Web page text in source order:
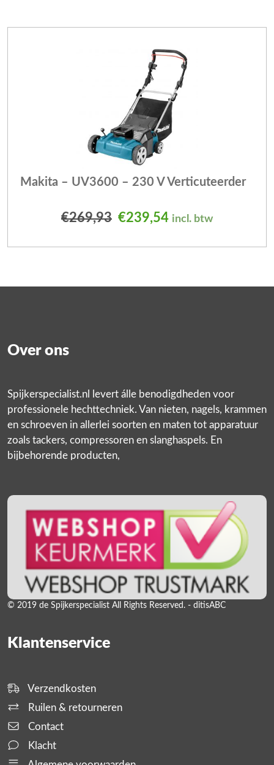
Makita – UV3600 – 230 V Verticuteerder
€269,93 Oorspronkelijke prijs
€239,54Huidige prijs is:
incl. btw
Over ons
Spijkerspecialist.nl levert álle benodigdheden voor
professionele hechttechniek. Van nieten, nagels, krammen
en schroeven in allerlei soorten en maten tot apparatuur
zoals tackers, compressoren en slanghaspels. En
bijbehorende producten,
© 2019 de Spijkerspecialist All Rights Reserved. - ditisABC
Klantenservice
Verzendkosten
Ruilen & retourneren
Contact
Klacht